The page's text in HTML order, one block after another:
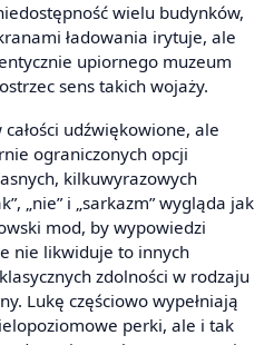
wielu budynków,
ładowania irytuje, ale
upiornego muzeum
sens takich wojaży.
udźwiękowione, ale
ograniczonych opcji
kilkuwyrazowych
„nie” i „sarkazm” wygląda jak
mod, by wypowiedzi
nie likwiduje to innych
zdolności w rodzaju
Lukę częściowo wypełniają
perki, ale i tak